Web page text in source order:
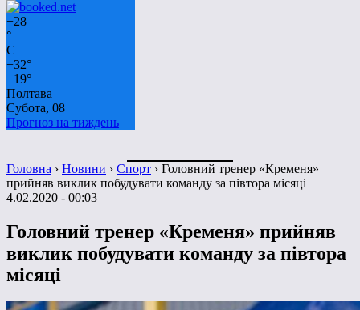
+28
°
C
+32°
+19°
Полтава
Субота, 08
Прогноз на тиждень
Головна › Новини › Спорт › Головний тренер «Кременя»
прийняв виклик побудувати команду за півтора місяці
4.02.2020 - 00:03
Головний тренер «Кременя» прийняв
виклик побудувати команду за півтора
місяці